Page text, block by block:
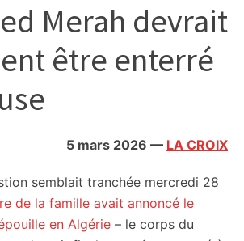
Merah devrait
être enterré
5 mars 2026 — LA CROIX
semblait tranchée mercredi 28
de la famille avait annoncé le
en Algérie – le corps du